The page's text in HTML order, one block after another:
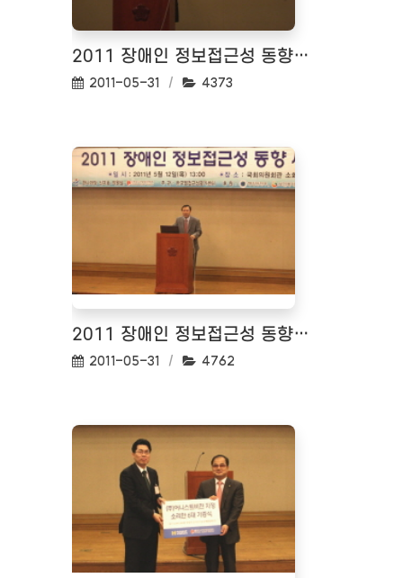
2011 장애인 정보접근성 동향 세미나 <2011.05.12>
작성일:
2011-05-31 조회수:
4373
2011 장애인 정보접근성 동향 세미나 <2011.05.12>
작성일:
2011-05-31 조회수:
4762